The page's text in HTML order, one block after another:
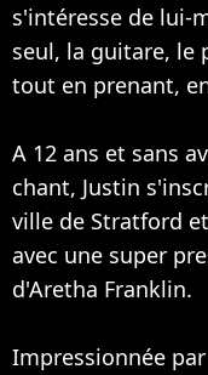
s'intéresse de lui-
seul, la guitare, le
tout en prenant,
A 12 ans et sans
chant, Justin
ville de Stratford
avec une super
d'Aretha Franklin.
Impressionnée